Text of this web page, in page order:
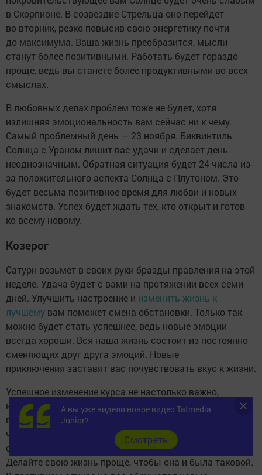
в Скорпионе. В созвездие Стрельца оно перейдет
во вторник, резко повысив свою энергетику почти
до максимума. Ваша жизнь преобразится, мысли
станут более позитивными. Работать будет гораздо
проще, ведь вы станете более продуктивными во всех
смыслах.
В любовных делах проблем тоже не будет, хотя
излишняя эмоциональность вам сейчас ни к чему.
Самый проблемный день — 23 ноября. Биквинтиль
Солнца с Ураном лишит вас удачи и сделает день
неоднозначным. Обратная ситуация будет 24 числа из-
за положительного аспекта Солнца с Плутоном. Это
будет весьма позитивное время для любви и новых
знакомств. Успех будет ждать тех, кто открыт и готов
ко всему новому.
Козерог
Сатурн возьмет в своих руки бразды правления на этой
неделе. Удача будет с вами на протяжении всех семи
дней. Улучшить настроение и изменить жизнь к
лучшему вам поможет смена обстановки. Только так
можно будет стать успешнее, ведь новые эмоции
всегда хороши. Вся наша жизнь состоит из постоянно
сменяющих друг друга эмоций. Новые
приключения заставят вас почувствовать вкус к жизни.
Успешное изменение курса не настолько важно,
насколько изменение мировоззрения. Все, что
вы видите вокруг себя, является следствием того, о
чем вы думаете и мечтаете. Не создавайте себе
ограничения и не ставьте перед собой трудные задачи.
Делайте свою жизнь проще, чтобы она и была таковой.
А вы уже видели новое видео Tatmedia
Junior?
Cмотреть